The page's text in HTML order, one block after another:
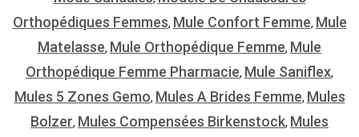
Orthopédiques Femmes, Mule Confort Femme, Mule
Matelasse, Mule Orthopédique Femme, Mule
Orthopédique Femme Pharmacie, Mule Saniflex,
Mules 5 Zones Gemo, Mules A Brides Femme, Mules
Bolzer, Mules Compensées Birkenstock, Mules